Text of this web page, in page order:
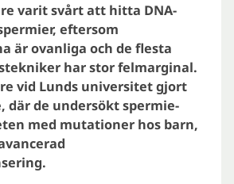
varit svårt att hitta DNA-
eftersom
är ovanliga och de flesta
har stor felmarginal.
vid Lunds universitet gjort
där de undersökt spermie-
med mutationer hos barn,